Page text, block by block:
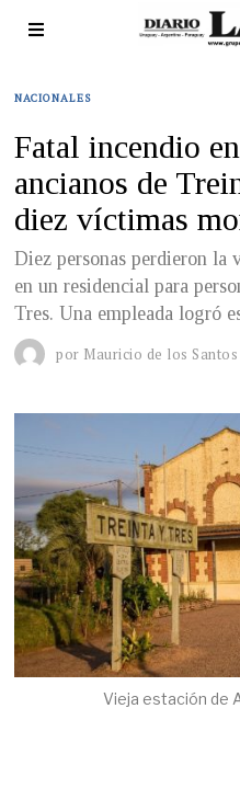
NACIONALES
Fatal incendio
ancianos de
diez víctimas
Diez personas perdieron la
en un residencial para
Tres. Una empleada logró
por Mauricio de los Santos
Vieja estación de